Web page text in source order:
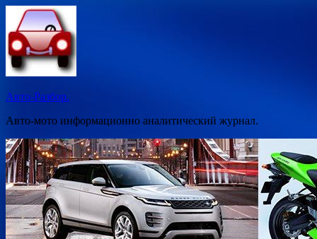
Перейти
содержимому
Авто-Разбор.
Авто-мото информационно аналитический журнал.